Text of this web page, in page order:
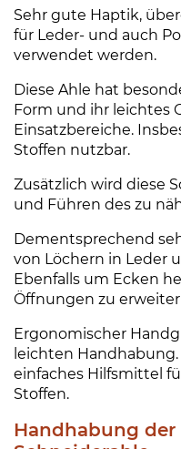
n
g
e
Sehr gute Haptik,
für Leder- und auch
verwendet werden.
Diese Ahle hat
Form und ihr leichtes
Einsatzbereiche.
Stoffen nutzbar.
Zusätzlich wird diese
und Führen des zu
Dementsprechend
von Löchern in Leder
Ebenfalls um Ecken
Öffnungen zu
Ergonomischer
leichten
einfaches Hilfsmittel
Stoffen.
Handhabung